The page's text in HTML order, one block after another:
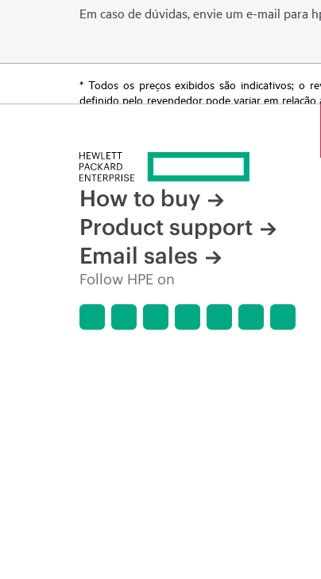
Em caso de dúvidas, envie um e-mail para
* Todos os preços exibidos são indicativos; o
definido pelo revendedor pode variar em
de produtos restrita, promoção no fim da vida
How to buy
Product support
Email sales
Follow HPE on